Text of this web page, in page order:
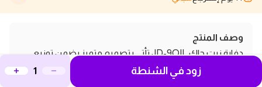
وصف المنتج
دفاية زيت جاك JD-9OIL تأتي بتصميم متميز يضمن توزيع
حرارة ممتاز بفضل وجود 9 ريشة. تحتوي على 3 أوضاع تدفئة زود في الشنطة